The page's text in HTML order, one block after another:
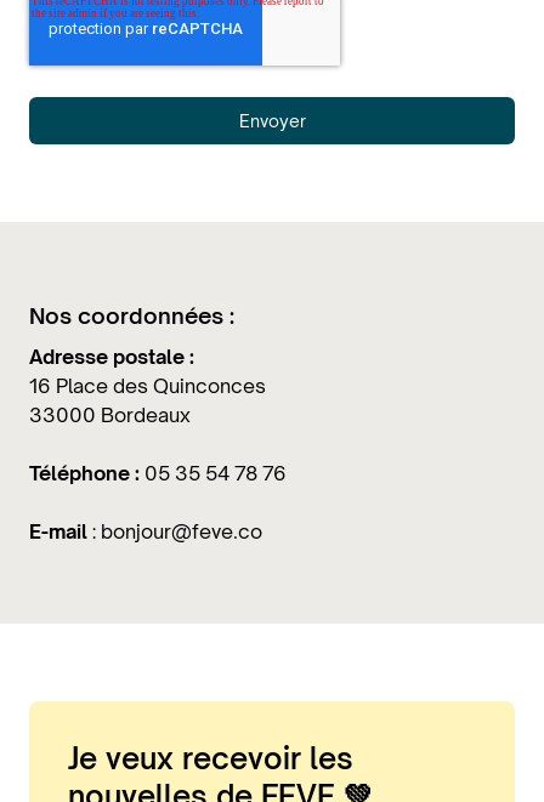
Nos coordonnées :
Adresse postale :
16 Place des Quinconces
33000 Bordeaux
Téléphone : 05 35 54 78 76
E-mail : bonjour@feve.co
Je veux recevoir les